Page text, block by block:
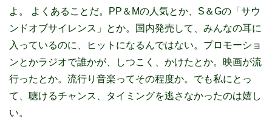
よ。 よくあることだ。PP＆Mの人気とか、S＆Gの「サウ
ンドオブサイレンス」とか。国内発売して、みんなの耳に
入っているのに、ヒットになるんではない。プロモーショ
ンとかラジオで誰かが、しつこく、かけたとか。映画が流
行ったとか。流行り音楽ってその程度か。でも私にとっ
て、聴けるチャンス、タイミングを逃さなかったのは嬉し
い。